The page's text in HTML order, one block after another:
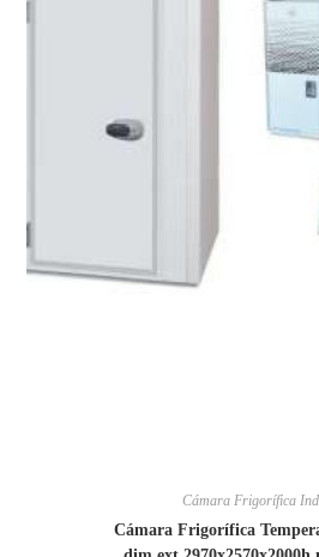
Cámara Frigorífica
Cámara Frigorífica